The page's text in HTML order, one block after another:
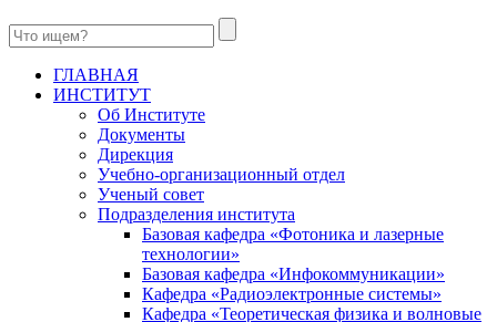
ГЛАВНАЯ
ИНСТИТУТ
Об Институте
Документы
Дирекция
Учебно-организационный отдел
Ученый совет
Подразделения института
Базовая кафедра «Фотоника и лазерные
технологии»
Базовая кафедра «Инфокоммуникации»
Кафедра «Радиоэлектронные системы»
Кафедра «Теоретическая физика и волновые